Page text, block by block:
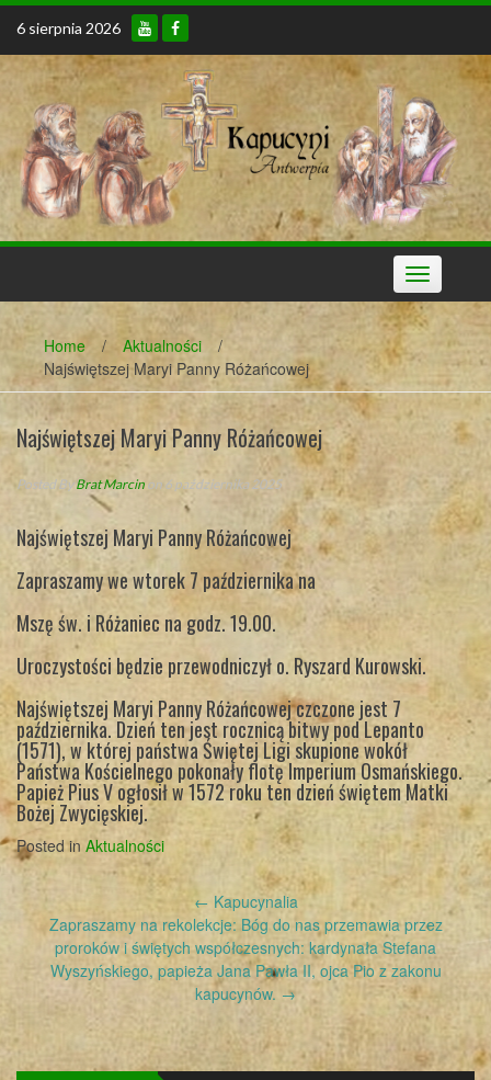
Skip
content
6 sierpnia 2026
Toggle
navigation
Home / Aktualności
/
Najświętszej Maryi Panny Różańcowej
Najświętszej Maryi Panny Różańcowej
Posted ByBrat Marcin on 6 października 2025
Najświętszej Maryi Panny Różańcowej
Zapraszamy we wtorek 7 października na
Mszę św. i Różaniec na godz. 19.00.
Uroczystości będzie przewodniczył o. Ryszard Kurowski.
Najświętszej Maryi Panny Różańcowej czczone jest 7
października. Dzień ten jest rocznicą bitwy pod Lepanto
(1571), w której państwa Świętej Ligi skupione wokół
Państwa Kościelnego pokonały flotę Imperium Osmańskiego.
Papież Pius V ogłosił w 1572 roku ten dzień świętem Matki
Bożej Zwycięskiej.
Posted in Aktualności
Post
navigation
← Kapucynalia
Zapraszamy na rekolekcje: Bóg do nas przemawia przez
proroków i świętych współczesnych: kardynała Stefana
Wyszyńskiego, papieża Jana Pawła II, ojca Pio z zakonu
kapucynów. →